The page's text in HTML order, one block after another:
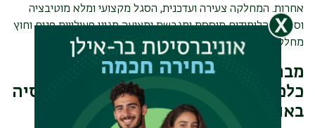
אחרות. המחלקה צעירה ועדכנית, הסגל מקצועי ומלא מוטיבציה
וסביבת הלימודים תוססת ומגבשת ומציעה מגוון פעילויות פנים וחוץ
מחלקתיות.
מבחר קורסים בנושאי משפט, עסקים,
כלכלת סין ואסיה, במחלקה ללימודי אסיה
באוניברסיטת בר־אילן